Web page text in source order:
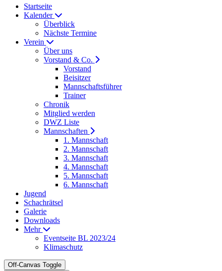
Startseite
Kalender
Überblick
Nächste Termine
Verein
Über uns
Vorstand & Co.
Vorstand
Beisitzer
Mannschaftsführer
Trainer
Chronik
Mitglied werden
DWZ Liste
Mannschaften
1. Mannschaft
2. Mannschaft
3. Mannschaft
4. Mannschaft
5. Mannschaft
6. Mannschaft
Jugend
Schachrätsel
Galerie
Downloads
Mehr
Eventseite BL 2023/24
Klimaschutz
Off-Canvas Toggle